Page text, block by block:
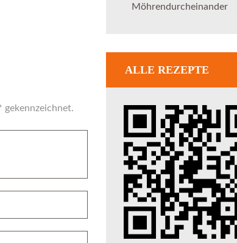
Möhrendurcheinander
ALLE REZEPTE